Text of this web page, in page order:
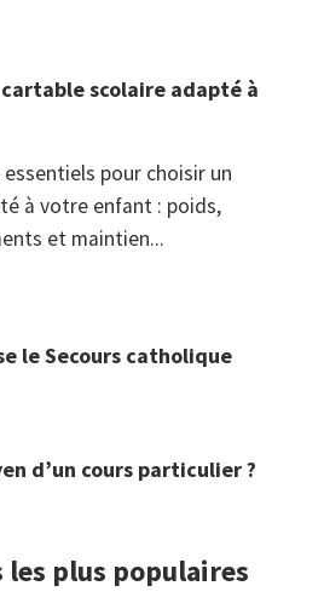
scolaire adapté à
pour choisir un
à votre enfant : poids,
et maintien...
le Secours catholique
d’un cours particulier ?
les plus populaires